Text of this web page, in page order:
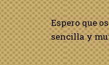
Espero que
sencilla y